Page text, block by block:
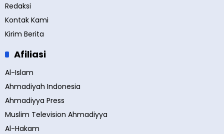
Redaksi
Kontak Kami
Kirim Berita
Afiliasi
Al-Islam
Ahmadiyah Indonesia
Ahmadiyya Press
Muslim Television Ahmadiyya
Al-Hakam